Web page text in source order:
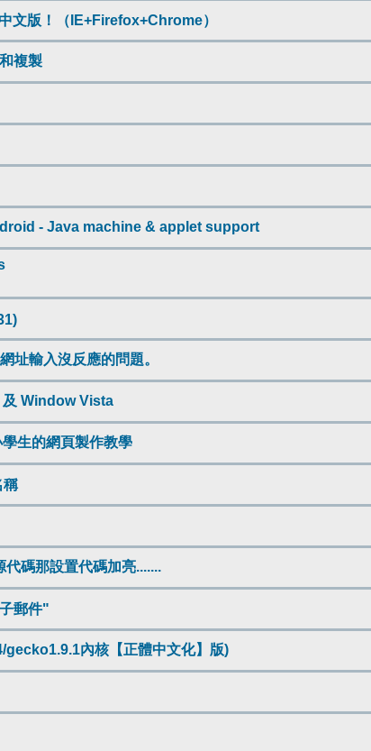
文版！（IE+Firefox+Chrome）
複製
- Java machine & applet support
址輸入沒反應的問題。
及 Window Vista
生的網頁製作教學
稱
碼那設置代碼加亮.......
郵件"
gecko1.9.1內核【正體中文化】版)